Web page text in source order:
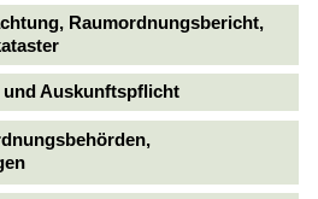
Raumordnungsbericht,
und Auskunftspflicht